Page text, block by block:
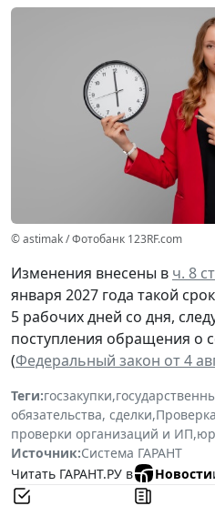
© astimak / Фотобанк 123RF.com
Изменения внесены в ч. 8
января 2027 года такой
5 рабочих дней со дня,
поступления обращения о
(Федеральный закон от 4
Теги:госзакупки,
обязательства, сделки,
проверки организаций и ИП,
Источник:Система ГАРАНТ
Читать ГАРАНТ.РУ в
Новости